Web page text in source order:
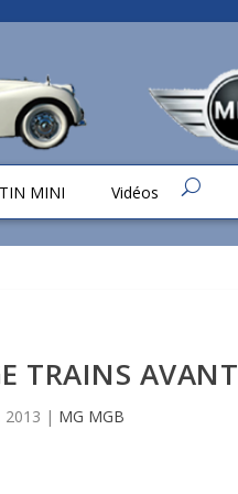
MINI Vidéos
TRAINS AVANT
2013 | MG MGB